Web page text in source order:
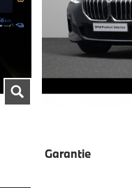
Garantie